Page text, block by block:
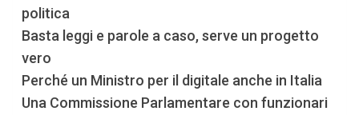
politica
Basta leggi e parole a caso, serve un progetto
vero
Perché un Ministro per il digitale anche in Italia
Una Commissione Parlamentare con funzionari